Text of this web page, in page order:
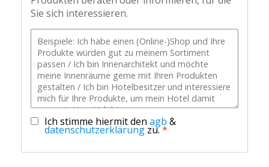
Sie sich interessieren.
Ich stimme hiermit den agb &
datenschutzerklärung zu.*